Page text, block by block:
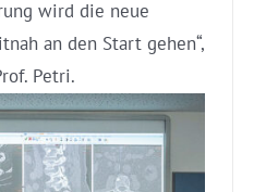
wird die neue
an den Start gehen“,
Petri.